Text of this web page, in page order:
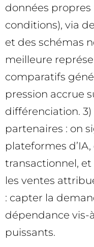
données
conditions), via
et des schémas
meilleure
comparatifs
pression accrue
différenciation.
partenaires : on
plateformes
transactionnel,
les ventes
: capter la
dépendance vis-
puissants.